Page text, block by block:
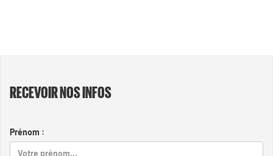
RECEVOIR NOS INFOS
Prénom :